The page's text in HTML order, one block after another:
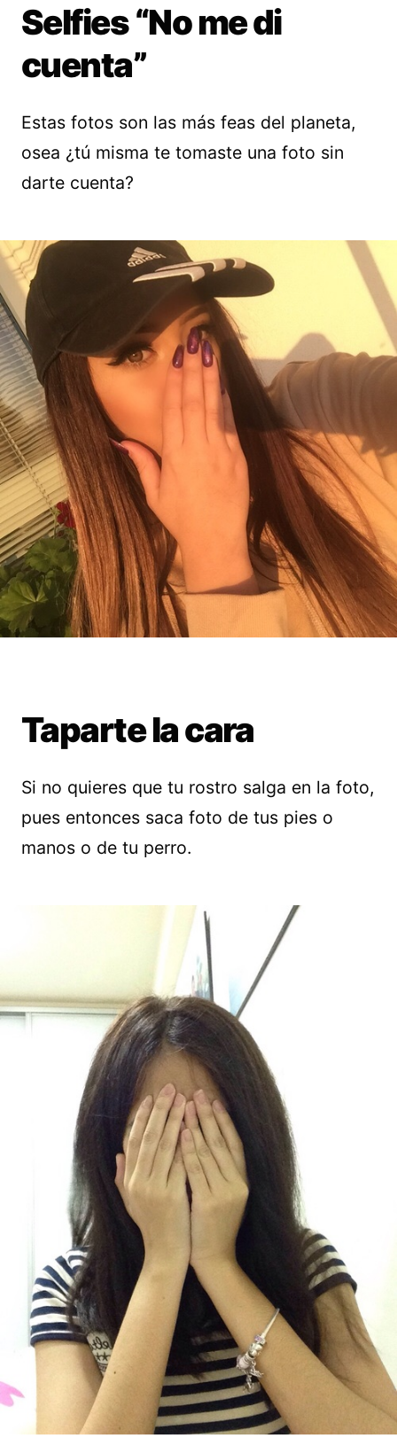
Selfies “No me di
cuenta”
Estas fotos son las más feas del planeta,
osea ¿tú misma te tomaste una foto sin
darte cuenta?
Taparte la cara
Si no quieres que tu rostro salga en la foto,
pues entonces saca foto de tus pies o
manos o de tu perro.